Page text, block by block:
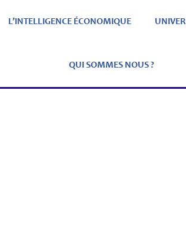
L’INTELLIGENCE ÉCONOMIQUE
QUI SOMMES NOUS ?